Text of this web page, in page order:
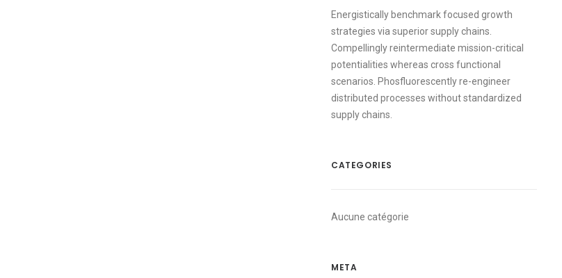
Energistically benchmark focused growth
strategies via superior supply chains.
Compellingly reintermediate mission-critical
potentialities whereas cross functional
scenarios. Phosfluorescently re-engineer
distributed processes without standardized
supply chains.
CATEGORIES
Aucune catégorie
META